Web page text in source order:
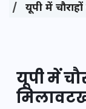
यूपी में
यूपी में